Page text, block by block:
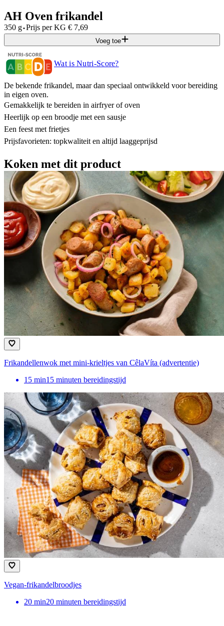
AH Oven frikandel
350 g·Prijs per KG € 7,69
Voeg toe
Wat is Nutri-Score?
De bekende frikandel, maar dan speciaal ontwikkeld voor bereiding
in eigen oven.
Gemakkelijk te bereiden in airfryer of oven
Heerlijk op een broodje met een sausje
Een feest met frietjes
Prijsfavorieten: topkwaliteit en altijd laaggeprijsd
Koken met dit product
Frikandellenwok met mini-krieltjes van CêlaVíta (advertentie)
15 min15 minuten bereidingstijd
Vegan-frikandelbroodjes
20 min20 minuten bereidingstijd